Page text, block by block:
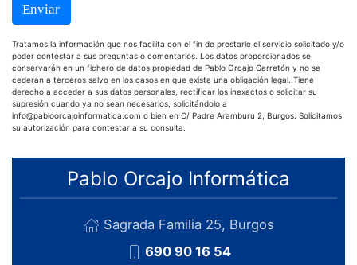
Enviar
Tratamos la información que nos facilita con el fin de prestarle el servicio solicitado y/o
poder contestar a sus preguntas o comentarios. Los datos proporcionados se
conservarán en un fichero de datos propiedad de Pablo Orcajo Carretón y no se
cederán a terceros salvo en los casos en que exista una obligación legal. Tiene
derecho a acceder a sus datos personales, rectificar los inexactos o solicitar su
supresión cuando ya no sean necesarios, solicitándolo a
info@pabloorcajoinformatica.com o bien en C/ Padre Aramburu 2, Burgos. Solicitamos
su autorización para contestar a su consulta.
Pablo Orcajo Informática
Sagrada Familia 25, Burgos
690 90 16 54